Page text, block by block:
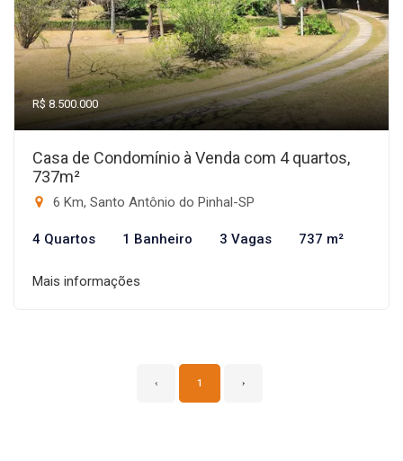
R$ 8.500.000
Casa de Condomínio à Venda com 4 quartos,
737m²
6 Km, Santo Antônio do Pinhal-SP
4 Quartos 1 Banheiro 3 Vagas 737 m²
Mais informações
‹ 1 ›